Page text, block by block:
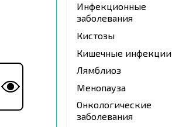
Инфекционные
заболевания
Кистозы
Кишечные инфекции
Лямблиоз
Менопауза
Онкологические
заболевания